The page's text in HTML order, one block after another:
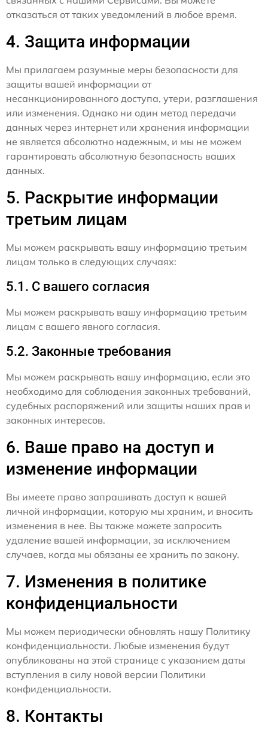
отказаться от таких уведомлений в любое время.
4. Защита информации
Мы прилагаем разумные меры безопасности для
защиты вашей информации от
несанкционированного доступа, утери, разглашения
или изменения. Однако ни один метод передачи
данных через интернет или хранения информации
не является абсолютно надежным, и мы не можем
гарантировать абсолютную безопасность ваших
данных.
5. Раскрытие информации
третьим лицам
Мы можем раскрывать вашу информацию третьим
лицам только в следующих случаях:
5.1. С вашего согласия
Мы можем раскрывать вашу информацию третьим
лицам с вашего явного согласия.
5.2. Законные требования
Мы можем раскрывать вашу информацию, если это
необходимо для соблюдения законных требований,
судебных распоряжений или защиты наших прав и
законных интересов.
6. Ваше право на доступ и
изменение информации
Вы имеете право запрашивать доступ к вашей
личной информации, которую мы храним, и вносить
изменения в нее. Вы также можете запросить
удаление вашей информации, за исключением
случаев, когда мы обязаны ее хранить по закону.
7. Изменения в политике
конфиденциальности
Мы можем периодически обновлять нашу Политику
конфиденциальности. Любые изменения будут
опубликованы на этой странице с указанием даты
вступления в силу новой версии Политики
конфиденциальности.
8. Контакты